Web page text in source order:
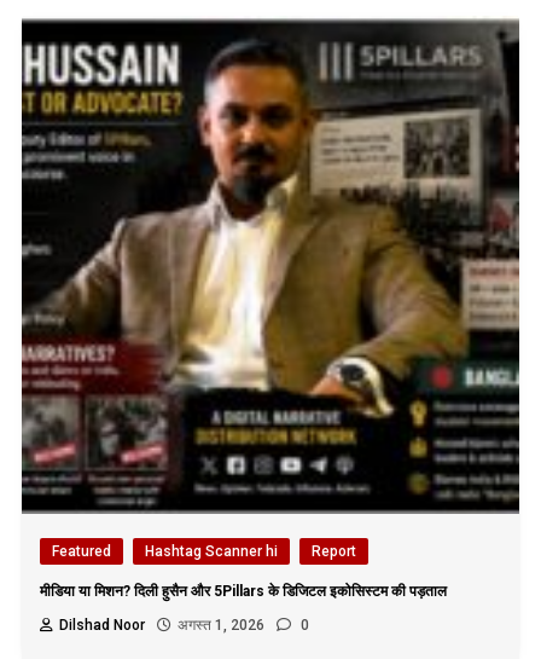
Featured Hashtag Scanner hi Report
मीडिया या मिशन? दिली हुसैन और 5Pillars के डिजिटल इकोसिस्टम की पड़ताल
Dilshad Noor
अगस्त 1, 2026 0